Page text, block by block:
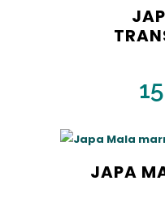
JAPA